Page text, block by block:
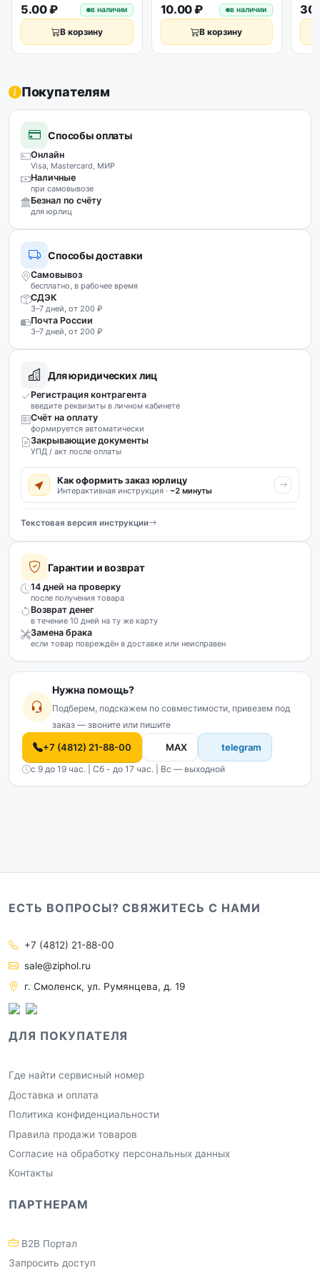
5.00 ₽ в наличии
В корзину
10.00 ₽ в наличии
В корзину
Покупателям
Способы оплаты
Онлайн
Visa, Mastercard, МИР
Наличные
при самовывозе
Безнал по счёту
для юрлиц
Способы доставки
Самовывоз
бесплатно, в рабочее время
СДЭК
3–7 дней, от 200 ₽
Почта России
3–7 дней, от 200 ₽
Для юридических лиц
Регистрация контрагента
введите реквизиты в личном кабинете
Счёт на оплату
формируется автоматически
Закрывающие документы
УПД / акт после оплаты
Как оформить заказ юрлицу
Интерактивная инструкция · ~2 минуты
Текстовая версия инструкции
Гарантии и возврат
14 дней на проверку
после получения товара
Возврат денег
в течение 10 дней на ту же карту
Замена брака
если товар повреждён в доставке или неисправен
Нужна помощь?
Подберем, подскажем по совместимости, привезем под
заказ — звоните или пишите
+7 (4812) 21-88-00 MAX telegram
с 9 до 19 час. | Сб - до 17 час. | Вс — выходной
ЕСТЬ ВОПРОСЫ? СВЯЖИТЕСЬ С НАМИ
+7 (4812) 21-88-00
sale@ziphol.ru
г. Смоленск, ул. Румянцева, д. 19
ДЛЯ ПОКУПАТЕЛЯ
Где найти сервисный номер
Доставка и оплата
Политика конфиденциальности
Правила продажи товаров
Согласие на обработку персональных данных
Контакты
ПАРТНЕРАМ
B2B Портал
Запросить доступ